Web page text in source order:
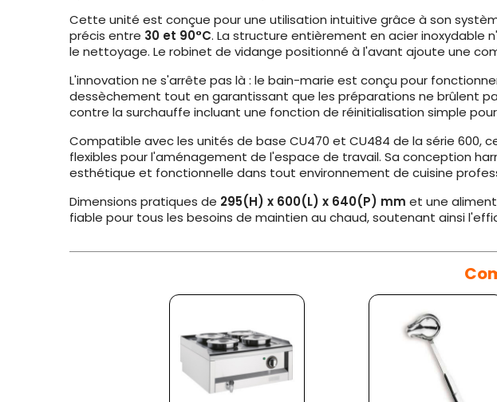
Cette unité est conçue pour une utilisation intuitive grâce à son
précis entre 30 et 90°C. La structure entièrement en acier inoxydable
le nettoyage. Le robinet de vidange positionné à l'avant ajoute une
L'innovation ne s'arrête pas là : le bain-marie est conçu pour
dessèchement tout en garantissant que les préparations ne brûlent
contre la surchauffe incluant une fonction de réinitialisation simple
Compatible avec les unités de base CU470 et CU484 de la série
flexibles pour l'aménagement de l'espace de travail. Sa conception
esthétique et fonctionnelle dans tout environnement de cuisine
Dimensions pratiques de 295(H) x 600(L) x 640(P) mm et une
fiable pour tous les besoins de maintien au chaud, soutenant ainsi